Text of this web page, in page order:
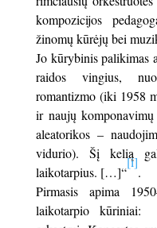
kompozicijos
žinomų kūrėjų bei
Jo kūrybinis palikimas
raidos vingius,
romantizmo (iki 1958
ir naujų
aleatorikos –
vidurio). Šį kelią
laikotarpius. […]“
[i]
.
Pirmasis apima
laikotarpio kūriniai: